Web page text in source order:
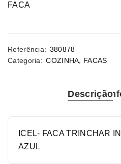
FACA
Referência: 380878
Categoria: COZINHA FACAS
Descrição
ICEL- FACA TRINCHAR
AZUL